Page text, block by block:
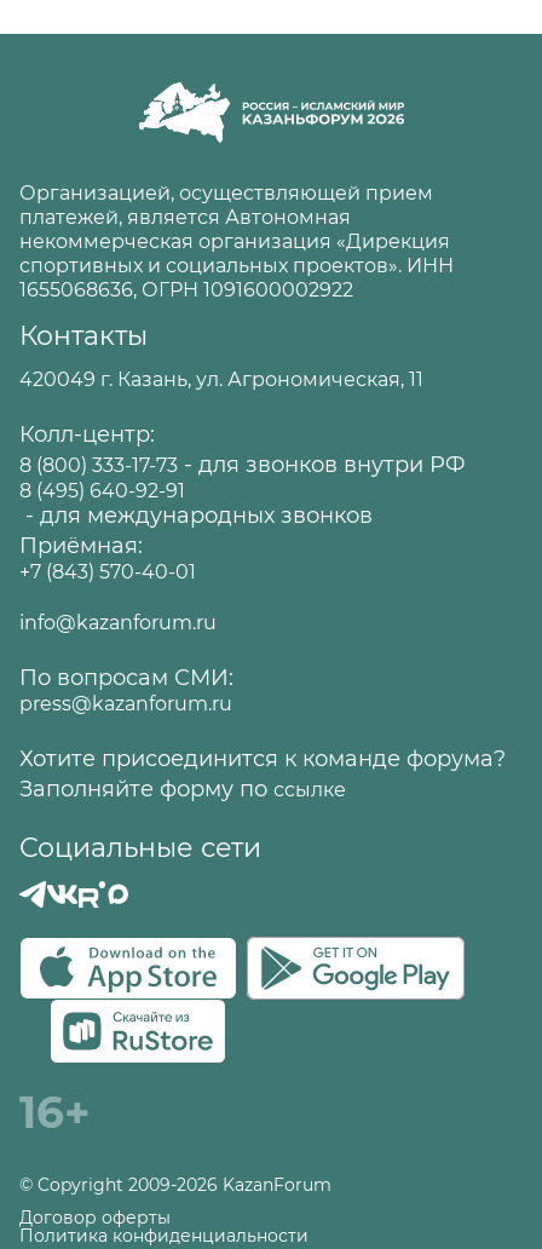
Организацией, осуществляющей прием
платежей, является Автономная
некоммерческая организация «Дирекция
спортивных и социальных проектов». ИНН
1655068636, ОГРН 1091600002922
Контакты
420049 г. Казань, ул. Агрономическая, 11
Колл-центр:
8 (800) 333-17-73 - для звонков внутри РФ
8 (495) 640-92-91
- для международных звонков
Приёмная:
+7 (843) 570-40-01
info@kazanforum.ru
По вопросам СМИ:
press@kazanforum.ru
Хотите присоединится к команде форума?
Заполняйте форму по ссылке
Социальные сети
16+
Политика конфиденциальности
Договор оферты
© Copyright 2009-2026 KazanForum